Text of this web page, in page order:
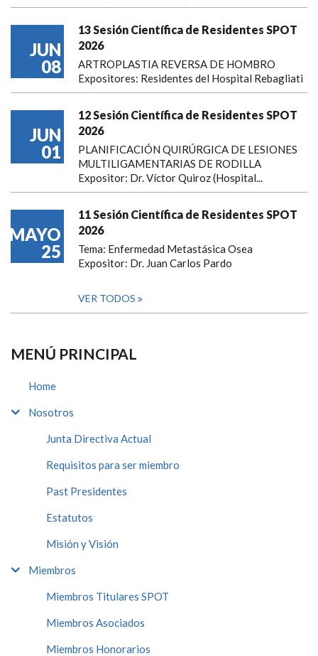
JUN
08
13 Sesión Científica de Residentes SPOT
2026
ARTROPLASTIA REVERSA DE HOMBRO
Expositores: Residentes del Hospital Rebagliati
JUN
01
12 Sesión Científica de Residentes SPOT
2026
PLANIFICACIÓN QUIRÚRGICA DE LESIONES
MULTILIGAMENTARIAS DE RODILLA
Expositor: Dr. Víctor Quiroz (Hospital...
MAYO
25
11 Sesión Científica de Residentes SPOT
2026
Tema: Enfermedad Metastásica Osea
Expositor: Dr. Juan Carlos Pardo
VER TODOS
MENÚ PRINCIPAL
Home
Nosotros
Junta Directiva Actual
Requisitos para ser miembro
Past Presidentes
Estatutos
Misión y Visión
Miembros
Miembros Titulares SPOT
Miembros Asociados
Miembros Honorarios